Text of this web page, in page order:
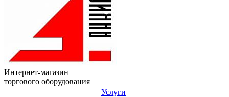
Интернет-магазин
торгового оборудования
Услуги